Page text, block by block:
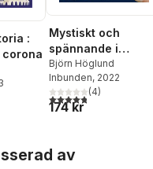
:
Totalt antal röster:
Mystiskt och
spännande i
Sverige : bland
grottor, vrak, guld,
ruiner, spöken och
gömda skatter
Björn Höglund
Inbunden, 2022
4,8utav 5 stjärnor.
(4)
174 kr
av